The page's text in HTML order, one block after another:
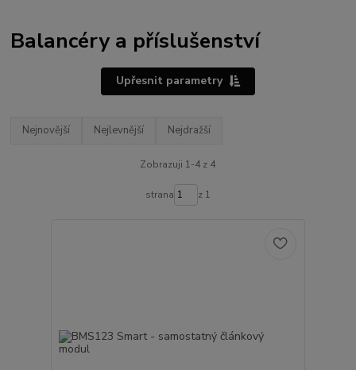
Balancéry a příslušenství
Upřesnit parametry
Nejnovější Nejlevnější Nejdražší
Zobrazuji 1-4 z 4
strana z 1